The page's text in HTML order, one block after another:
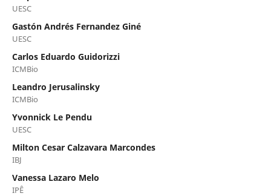
UESC
Gastón Andrés Fernandez Giné
UESC
Carlos Eduardo Guidorizzi
ICMBio
Leandro Jerusalinsky
ICMBio
Yvonnick Le Pendu
UESC
Milton Cesar Calzavara Marcondes
IBJ
Vanessa Lazaro Melo
IPÊ